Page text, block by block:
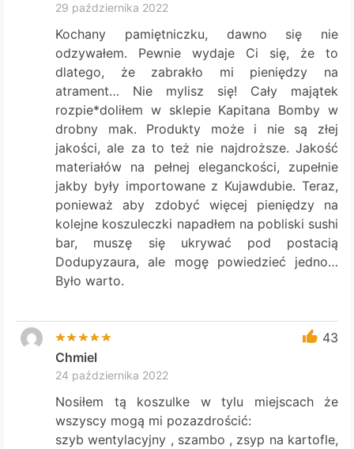
29 października 2022
Kochany pamiętniczku, dawno się nie
odzywałem. Pewnie wydaje Ci się, że to
dlatego, że zabrakło mi pieniędzy na
atrament… Nie mylisz się! Cały majątek
rozpie*doliłem w sklepie Kapitana Bomby w
drobny mak. Produkty może i nie są złej
jakości, ale za to też nie najdroższe. Jakość
materiałów na pełnej eleganckości, zupełnie
jakby były importowane z Kujawdubie. Teraz,
ponieważ aby zdobyć więcej pieniędzy na
kolejne koszuleczki napadłem na pobliski sushi
bar, muszę się ukrywać pod postacią
Dodupyzaura, ale mogę powiedzieć jedno…
Było warto.
43
Chmiel
24 października 2022
Nosiłem tą koszulke w tylu miejscach że
wszyscy mogą mi pozazdrościć:
szyb wentylacyjny , szambo , zsyp na kartofle,